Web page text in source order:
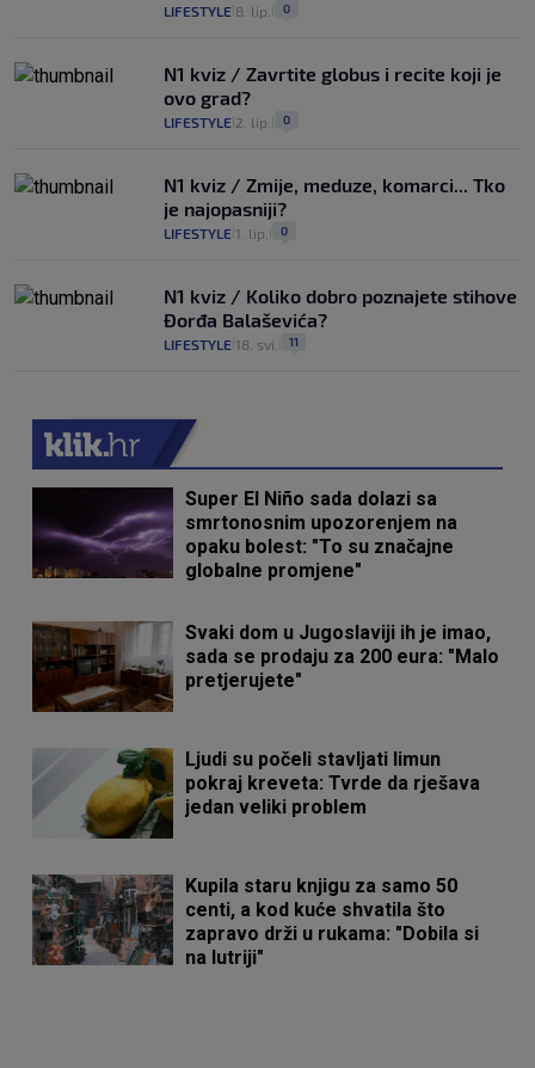
LIFESTYLE 8. lip. 0
N1 kviz / Zavrtite globus i recite koji je
ovo grad?
LIFESTYLE 2. lip. 0
N1 kviz / Zmije, meduze, komarci... Tko
je najopasniji?
LIFESTYLE 1. lip. 0
N1 kviz / Koliko dobro poznajete stihove
Đorđa Balaševića?
LIFESTYLE 18. svi. 11
Super El Niño sada dolazi sa
smrtonosnim upozorenjem na
opaku bolest: "To su značajne
globalne promjene"
Svaki dom u Jugoslaviji ih je imao,
sada se prodaju za 200 eura: "Malo
pretjerujete"
Ljudi su počeli stavljati limun
pokraj kreveta: Tvrde da rješava
jedan veliki problem
Kupila staru knjigu za samo 50
centi, a kod kuće shvatila što
zapravo drži u rukama: "Dobila si
na lutriji"